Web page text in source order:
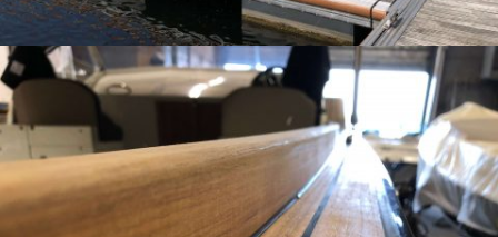
LEES VERDER
JACHTBETIMMERING
Opbouw Woonschip